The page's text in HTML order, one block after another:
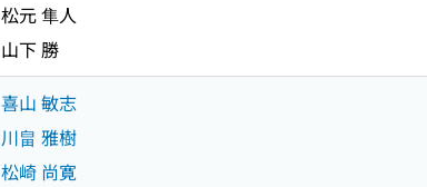
松元 隼人
山下 勝
喜山 敏志
川畠 雅樹
松崎 尚寛